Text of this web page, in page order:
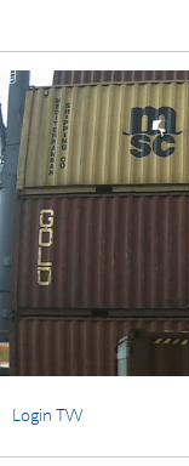
Login TVV